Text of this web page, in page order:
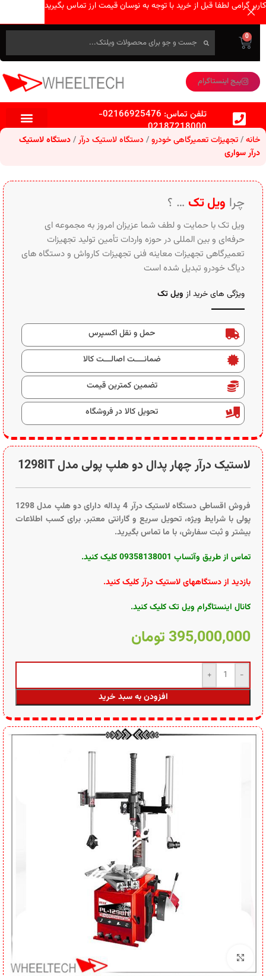
0
پیج اینستاگرام
تلفن تماس: 02166925476
-
02187218000
خانه تجهیزات تعمیرگاهی خودرو دستگاه لاستیک درآر دستگاه لاستیک
درآر سواری
لاستیک درآر چهار پدال دو هلپ پولی مدل 1298IT
فروش اقساطی دستگاه لاستیک درآر 4 پداله دارای دو هلپ مدل 1298
پولی با شرایط ویژه، تحویل سریع و گارانتی معتبر. برای کسب اطلاعات
بیشتر و ثبت سفارش، با ما تماس بگیرید.
تماس از طریق وآتساپ 09358138001 کلیک کنید.
بازدید از دستگاههای لاستیک درآر کلیک کنید.
کانال اینستاگرام ویل تک کلیک کنید.
395,000,000تومان
افزودن به سبد خرید
چرا ویل تک … ؟
ویل تک با حمایت و لطف شما عزیزان امروز به مجموعه ای
حرفه‌ای و بین‌ المللی در حوزه واردات تأمین تولید تجهیزات
تعمیرگاهی تجهیزات معاینه فنی تجهیزات کارواش و دستگاه های
دیاگ خودرو تبدیل شده است
ویژگی های خرید از ویل تک
حمل و نقل اکسپرس
ضمانــــت اصالـــت کالا
تضمین کمترین قیمت
تحویل کالا در فروشگاه
کاربر گرامی لطفا قبل از خرید با توجه به نوسان قیمت ارز تماس بگیرید